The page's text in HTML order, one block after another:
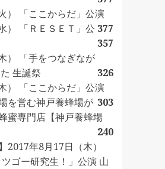
） 「ここからだ」公演
377
） 「ＲＥＳＥＴ」公
357
） 「手をつなぎなが
生誕祭
326
） 「ここからだ」公演
303
を営む神戸養蜂場が
蜜専門店【神戸養蜂場
240
2017年8月17日（木）
ゴー研究生！」公演 山